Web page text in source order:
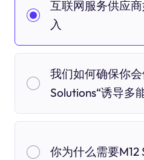
互联网服务供应
入
我们如何确保你会
Solutions“诱导多
你为什么需要M12